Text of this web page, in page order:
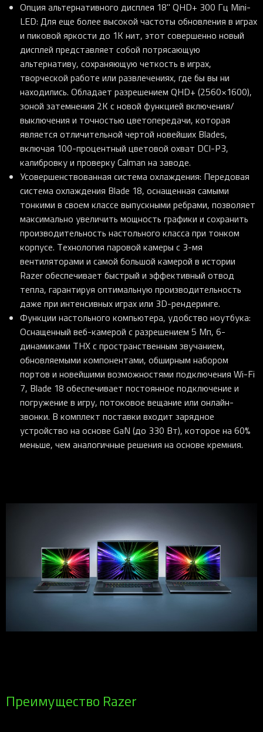
Опция альтернативного дисплея 18" QHD+ 300 Гц Mini-
LED: Для еще более высокой частоты обновления в играх
и пиковой яркости до 1K нит, этот совершенно новый
дисплей представляет собой потрясающую
альтернативу, сохраняющую четкость в играх,
творческой работе или развлечениях, где бы вы ни
находились. Обладает разрешением QHD+ (2560×1600),
зоной затемнения 2K с новой функцией включения/
выключения и точностью цветопередачи, которая
является отличительной чертой новейших Blades,
включая 100-процентный цветовой охват DCI-P3,
калибровку и проверку Calman на заводе.
Усовершенствованная система охлаждения: Передовая
система охлаждения Blade 18, оснащенная самыми
тонкими в своем классе выпускными ребрами, позволяет
максимально увеличить мощность графики и сохранить
производительность настольного класса при тонком
корпусе. Технология паровой камеры с 3-мя
вентиляторами и самой большой камерой в истории
Razer обеспечивает быстрый и эффективный отвод
тепла, гарантируя оптимальную производительность
даже при интенсивных играх или 3D-рендеринге.
Функции настольного компьютера, удобство ноутбука:
Оснащенный веб-камерой с разрешением 5 Мп, 6-
динамиками THX с пространственным звучанием,
обновляемыми компонентами, обширным набором
портов и новейшими возможностями подключения Wi-Fi
7, Blade 18 обеспечивает постоянное подключение и
погружение в игру, потоковое вещание или онлайн-
звонки. В комплект поставки входит зарядное
устройство на основе GaN (до 330 Вт), которое на 60%
меньше, чем аналогичные решения на основе кремния.
Преимущество Razer